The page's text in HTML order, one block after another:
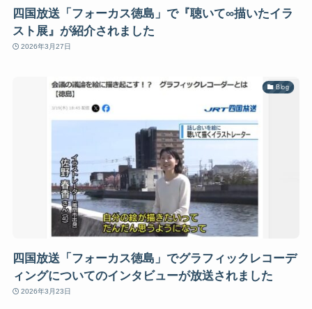
四国放送「フォーカス徳島」で『聴いて∞描いたイラ
スト展』が紹介されました
2026年3月27日
Blog
四国放送「フォーカス徳島」でグラフィックレコーデ
ィングについてのインタビューが放送されました
2026年3月23日